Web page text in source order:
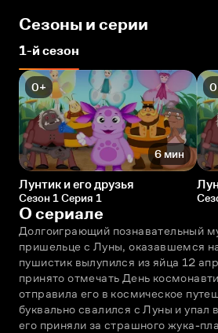
Сезоны и серии
1-й сезон
0+
6 мин
Лунтик и его друзья
Сезон 1 Серия 1
О сериале
Долгоиграющий познавательный
пришельце с Луны, оказавшемся
пушистик вылупился из яйца 12
принято отмечать День
отправила его в космическое
буквально свалился с Луны и упал
его приняли за страшного жука-